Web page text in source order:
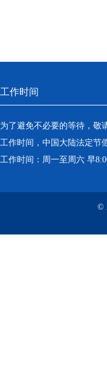
工作时间
为了避免不必要的等待，敬
工作时间，中国大陆法定节
工作时间：周一至周六 早
©